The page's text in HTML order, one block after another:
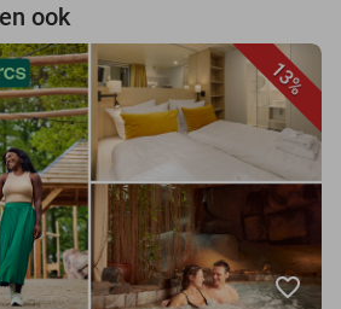
ook
13%
favorite_border